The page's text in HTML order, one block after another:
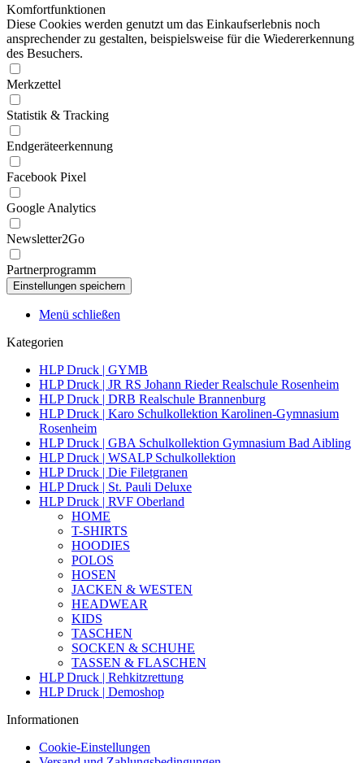
Komfortfunktionen
Diese Cookies werden genutzt um das Einkaufserlebnis noch
ansprechender zu gestalten, beispielsweise für die Wiedererkennung
des Besuchers.
Merkzettel
Statistik & Tracking
Endgeräteerkennung
Facebook Pixel
Google Analytics
Newsletter2Go
Partnerprogramm
Menü schließen
Kategorien
HLP Druck | GYMB
HLP Druck | JR RS Johann Rieder Realschule Rosenheim
HLP Druck | DRB Realschule Brannenburg
HLP Druck | Karo Schulkollektion Karolinen-Gymnasium
Rosenheim
HLP Druck | GBA Schulkollektion Gymnasium Bad Aibling
HLP Druck | WSALP Schulkollektion
HLP Druck | Die Filetgranen
HLP Druck | St. Pauli Deluxe
HLP Druck | RVF Oberland
HOME
T-SHIRTS
HOODIES
POLOS
HOSEN
JACKEN & WESTEN
HEADWEAR
KIDS
TASCHEN
SOCKEN & SCHUHE
TASSEN & FLASCHEN
HLP Druck | Rehkitzrettung
HLP Druck | Demoshop
Informationen
Cookie-Einstellungen